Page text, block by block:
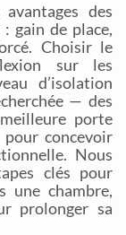
des
gain de place,
Choisir le
sur les
d’isolation
— des
porte
concevoir
Nous
clés pour
une chambre,
prolonger sa